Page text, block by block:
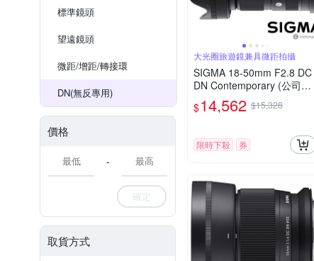
標準鏡頭
望遠鏡頭
微距/增距/轉接環
DN(無反專用)
價格
-
確定
取貨方式
大光圈旅遊鏡兼具微距拍攝
SIGMA 18-50mm F2.8 DC
DN Contemporary (公司貨)
旅遊鏡 APS-C 無反微單眼
專用鏡頭
$14,562 $15,328
限時下殺 券